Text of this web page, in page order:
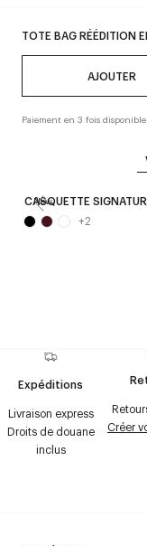
TOTE BAG RÉÉDITION
AJOUTER
Paiement en 3 fois
New
CASQUETTE
+2
Expéditions
Livraison express
Droits de douane
inclus
Créer